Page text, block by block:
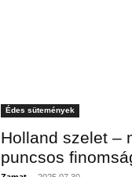
Édes sütemények
Holland szelet –
puncsos